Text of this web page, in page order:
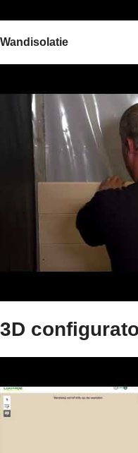
Wandisolatie
3D